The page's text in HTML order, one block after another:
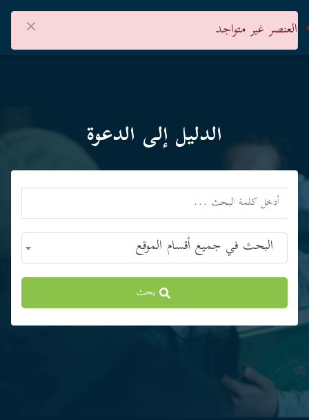
العنصر غير متواجد ×
الدليل إلى الدعوة
البحث في جميع أقسام الموقع
بحث